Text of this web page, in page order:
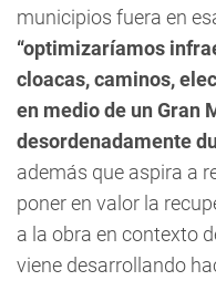
municipios fuera en
“optimizaríamos
cloacas, caminos,
en medio de un Gran
desordenadamente
además que aspira a
poner en valor la
a la obra en contexto
viene desarrollando